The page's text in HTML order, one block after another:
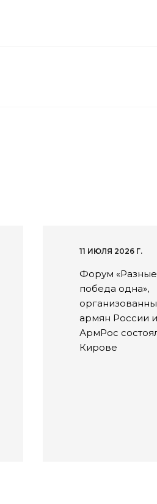
11 ИЮЛЯ 2026 Г.
Форум
победа одна»,
армян России
АрмРос
Кирове